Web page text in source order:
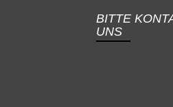
BITTE
UNS